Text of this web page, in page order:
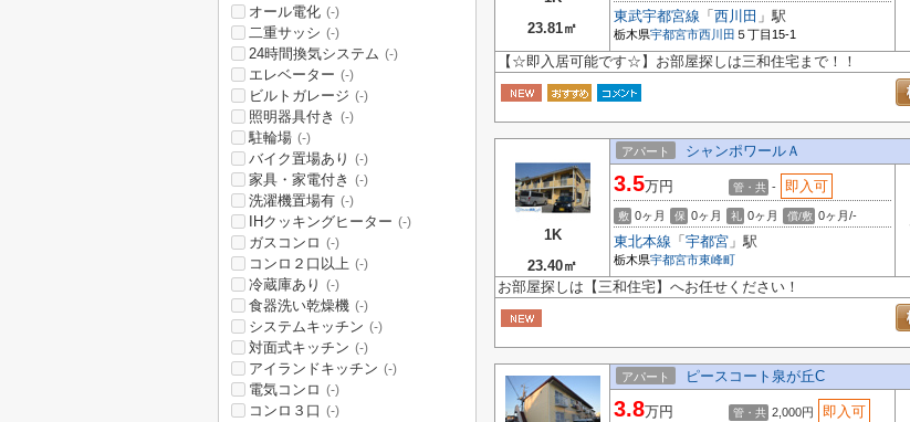
23.81㎡
東武宇都宮線 「 西川田 」駅
栃木県宇都宮市西川田 ５丁目15-1
【☆即入居可能です☆】お部屋探しは三和住宅まで！！
1K
23.40㎡
アパート シャンポワールＡ
3.5万円 管・共 - 即入可
敷 0ヶ月 保 0ヶ月 礼 0ヶ月 償/敷 0ヶ月/-
東北本線 「 宇都宮 」駅
栃木県宇都宮市東峰町
お部屋探しは【三和住宅】へお任せください！
アパート ピースコート泉が丘C
3.8万円 管・共 2,000円 即入可
オール電化 (-)
二重サッシ (-)
24時間換気システム (-)
エレベーター (-)
ビルトガレージ (-)
照明器具付き (-)
駐輪場 (-)
バイク置場あり (-)
家具・家電付き (-)
洗濯機置場有 (-)
IHクッキングヒーター (-)
ガスコンロ (-)
コンロ２口以上 (-)
冷蔵庫あり (-)
食器洗い乾燥機 (-)
システムキッチン (-)
対面式キッチン (-)
アイランドキッチン (-)
電気コンロ (-)
コンロ３口 (-)